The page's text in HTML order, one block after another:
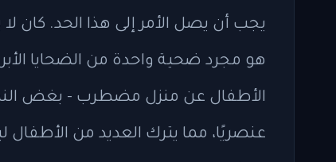
يجب أن يصل الأمر إلى هذا الحد. كان
هو مجرد ضحية واحدة من الضحايا
الأطفال عن منزل مضطرب - بغض
عنصريًا، مما يترك العديد من